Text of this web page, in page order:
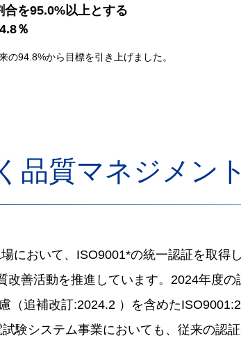
を95.0%以上とする
％
94.8%から目標を引き上げました。
品質マネジメント
において、ISO9001*の統一認証を取
改善活動を推進しています。2024年度
（追補改訂:2024.2 ）を含めた
験システム事業においても、従来の認